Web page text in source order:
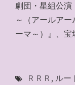
劇団・星組公
～（アールア
ーマ～）』、
ＲＲＲ , ルー